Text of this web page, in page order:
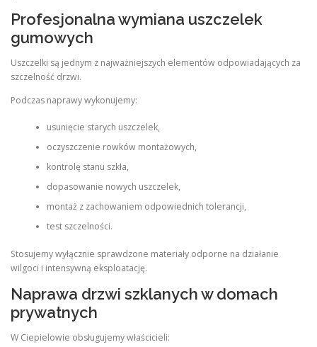
Profesjonalna wymiana uszczelek
gumowych
Uszczelki są jednym z najważniejszych elementów odpowiadających za
szczelność drzwi.
Podczas naprawy wykonujemy:
usunięcie starych uszczelek,
oczyszczenie rowków montażowych,
kontrolę stanu szkła,
dopasowanie nowych uszczelek,
montaż z zachowaniem odpowiednich tolerancji,
test szczelności.
Stosujemy wyłącznie sprawdzone materiały odporne na działanie
wilgoci i intensywną eksploatację.
Naprawa drzwi szklanych w domach
prywatnych
W Ciepielowie obsługujemy właścicieli: